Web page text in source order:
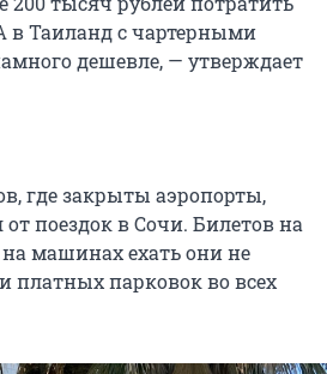
в Таиланд с чартерными
дешевле, — утверждает
где закрыты аэропорты,
поездок в Сочи. Билетов на
на машинах ехать они не
платных парковок во всех